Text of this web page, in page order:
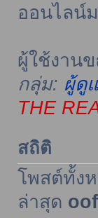
ออนไลน์
ผู้ใช้งาน
กลุ่ม: ผู้ดู
THE
สถิติ
โพสต์ทั้ง
ล่าสุด